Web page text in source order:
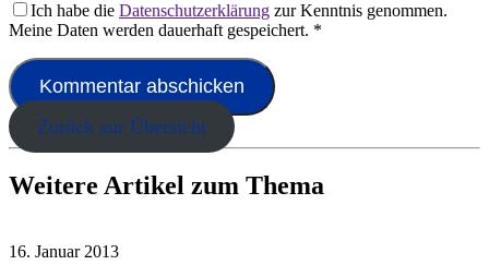
Ich habe die Datenschutzerklärung zur Kenntnis genommen.
Meine Daten werden dauerhaft gespeichert. *
Zurück zur Übersicht
Weitere Artikel zum Thema
16. Januar 2013